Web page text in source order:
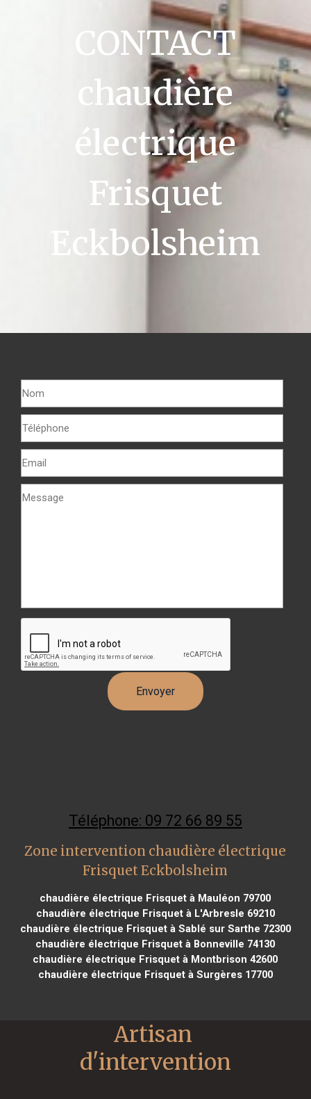
CONTACT
chaudière
électrique
Frisquet
Eckbolsheim
Téléphone: 09 72 66 89 55
Zone intervention chaudière électrique
Frisquet Eckbolsheim
chaudière électrique Frisquet à Mauléon 79700
chaudière électrique Frisquet à L'Arbresle 69210
chaudière électrique Frisquet à Sablé sur Sarthe 72300
chaudière électrique Frisquet à Bonneville 74130
chaudière électrique Frisquet à Montbrison 42600
chaudière électrique Frisquet à Surgères 17700
Artisan
d'intervention